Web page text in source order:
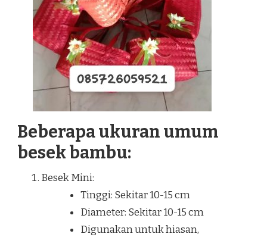
Beberapa ukuran umum
besek bambu:
Besek Mini:
Tinggi: Sekitar 10-15 cm
Diameter: Sekitar 10-15 cm
Digunakan untuk hiasan,